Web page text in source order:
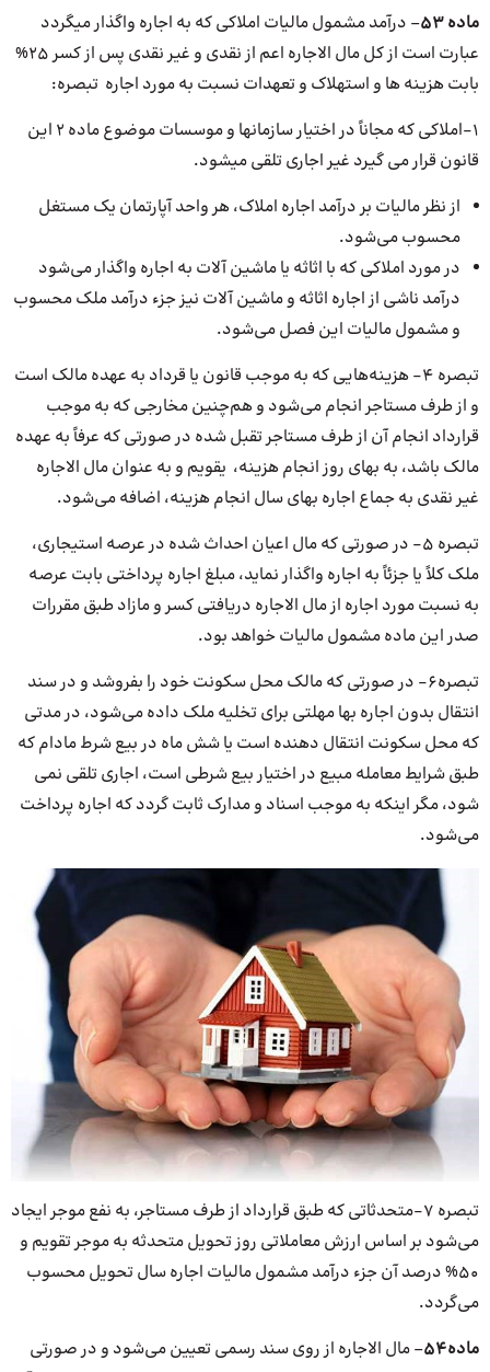
ماده۵۳– درآمد مشمول مالیات املاکی که به اجاره واگذار میگردد
عبارت است از کل مال الاجاره اعم از نقدی و غیر نقدی پس از کسر ۲۵%
بابت هزینه ها و استهلاک و تعهدات نسبت به مورد اجاره تبصره:
۱-املاکی که مجاناً در اختیار سازمانها و موسسات موضوع ماده ۲ این
قانون قرار می گیرد غیر اجاری تلقی میشود.
از نظر مالیات بر درآمد اجاره املاک، هر واحد آپارتمان یک مستغل
محسوب می‌شود.
در مورد املاکی که با اثاثه یا ماشین آلات به اجاره واگذار می‌شود
درآمد ناشی از اجاره اثاثه و ماشین آلات نیز جزء درآمد ملک محسوب
و مشمول مالیات این فصل می‌شود.
تبصره ۴- هزینه‌هایی که به موجب قانون یا قرداد به عهده مالک است
و از طرف مستاجر انجام می‌شود و هم‌چنین مخارجی که به موجب
قرارداد انجام آن از طرف مستاجر تقبل شده در صورتی که عرفاً به عهده
مالک باشد، به بهای روز انجام هزینه، یقویم و به عنوان مال الاجاره
غیر نقدی به جماع اجاره بهای سال انجام هزینه، اضافه می‌شود.
تبصره ۵- در صورتی که مال اعیان احداث شده در عرصه استیجاری،
ملک کلاً یا جزئاً به اجاره واگذار نماید، مبلغ اجاره پرداختی بابت عرصه
به نسبت مورد اجاره از مال الاجاره دریافتی کسر و مازاد طبق مقررات
صدر این ماده مشمول مالیات خواهد بود.
تبصره۶- در صورتی که مالک محل سکونت خود را بفروشد و در سند
انتقال بدون اجاره بها مهلتی برای تخلیه ملک داده می‌شود، در مدتی
که محل سکونت انتقال دهنده است یا شش ماه در بیع شرط مادام که
طبق شرایط معامله مبیع در اختیار بیع شرطی است، اجاری تلقی نمی
شود، مگر اینکه به موجب اسناد و مدارک ثابت گردد که اجاره پرداخت
می‌شود.
تبصره ۷-متحدثاتی که طبق قرارداد از طرف مستاجر، به نفع موجر ایجاد
می‌شود بر اساس ارزش معاملاتی روز تحویل متحدثه به موجر تقویم و
۵۰% درصد آن جزء درآمد مشمول مالیات اجاره سال تحویل محسوب
می‌گردد.
ماده۵۴– مال الاجاره از روی سند رسمی تعیین می‌شود و در صورتی